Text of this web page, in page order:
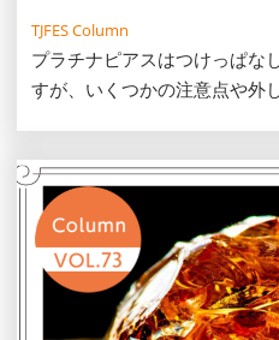
TJFES Column
プラチナピアスはつけっぱな
すが、いくつかの注意点や外
る場面を解説します。